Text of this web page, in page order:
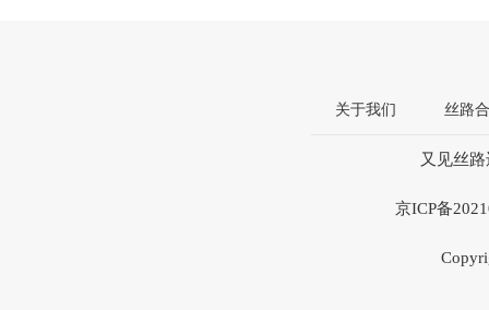
关于我们 丝路
又见丝
京ICP备